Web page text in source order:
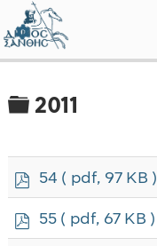
Φάκελος
2011
p54 ( pdf, 97 KB )
p55 ( pdf, 67 KB )